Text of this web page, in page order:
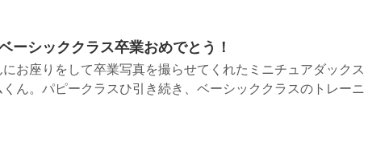
ーシッククラス卒業おめでとう！
お座りをして卒業写真を撮らせてくれたミニチュアダックス
ん。パピークラスひ引き続き、ベーシッククラスのトレーニ